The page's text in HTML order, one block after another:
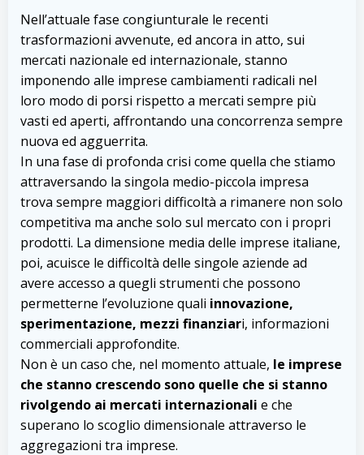
Nell’attuale fase congiunturale le recenti
trasformazioni avvenute, ed ancora in atto, sui
mercati nazionale ed internazionale, stanno
imponendo alle imprese cambiamenti radicali nel
loro modo di porsi rispetto a mercati sempre più
vasti ed aperti, affrontando una concorrenza sempre
nuova ed agguerrita.
In una fase di profonda crisi come quella che stiamo
attraversando la singola medio-piccola impresa
trova sempre maggiori difficoltà a rimanere non solo
competitiva ma anche solo sul mercato con i propri
prodotti. La dimensione media delle imprese italiane,
poi, acuisce le difficoltà delle singole aziende ad
avere accesso a quegli strumenti che possono
permetterne l’evoluzione quali innovazione,
sperimentazione, mezzi finanziari, informazioni
commerciali approfondite.
Non è un caso che, nel momento attuale, le imprese
che stanno crescendo sono quelle che si stanno
rivolgendo ai mercati internazionali e che
superano lo scoglio dimensionale attraverso le
aggregazioni tra imprese.